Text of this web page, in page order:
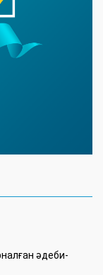
әдеби-